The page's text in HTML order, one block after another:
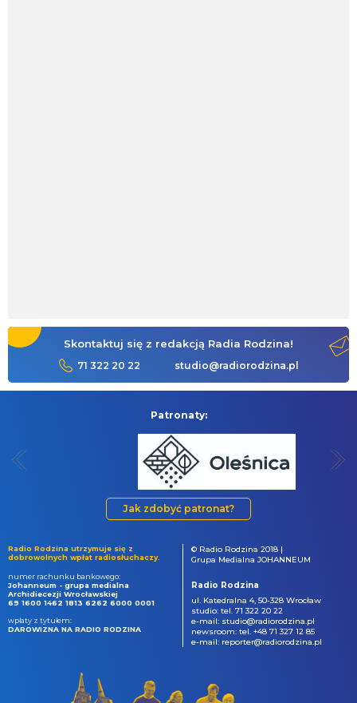
Skontaktuj się z redakcją Radia Rodzina!
71 322 20 22 studio@radiorodzina.pl
Patronaty:
Jak zdobyć patronat?
Radio Rodzina utrzymuje się z
dobrowolnych wpłat radiosłuchaczy.
numer rachunku bankowego:
Johanneum - grupa medialna
Archidiecezji Wrocławskiej
69 1600 1462 1813 6262 6000 0001
wpłaty z tytułem:
DAROWIZNA NA RADIO RODZINA
© Radio Rodzina 2018 |
Grupa Medialna JOHANNEUM
Radio Rodzina
ul. Katedralna 4, 50-328 Wrocław
studio: tel. 71 322 20 22
e-mail: studio@radiorodzina.pl
newsroom: tel. +48 71 327 12 85
e-mail: reporter@radiorodzina.pl